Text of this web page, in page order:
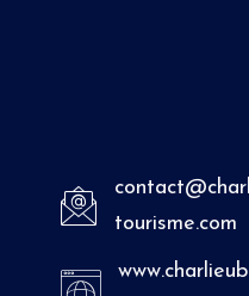
tourisme.com